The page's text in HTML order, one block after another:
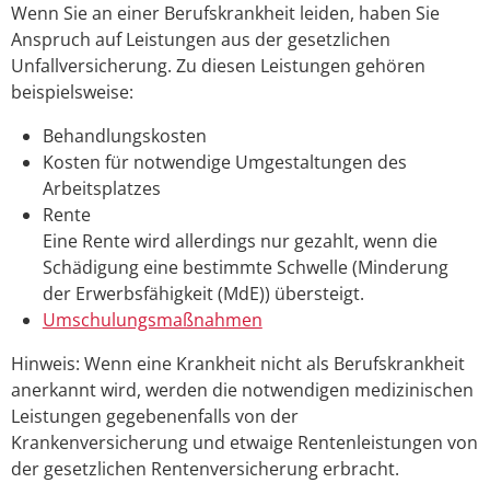
Wenn Sie an einer Berufskrankheit leiden, haben Sie
Anspruch auf Leistungen aus der gesetzlichen
Unfallversicherung. Zu diesen Leistungen gehören
beispielsweise:
Behandlungskosten
Kosten für notwendige Umgestaltungen des
Arbeitsplatzes
Rente
Eine Rente wird allerdings nur gezahlt, wenn die
Schädigung eine bestimmte Schwelle (Minderung
der Erwerbsfähigkeit (MdE)) übersteigt.
Umschulungsmaßnahmen
Hinweis: Wenn eine Krankheit nicht als Berufskrankheit
anerkannt wird, werden die notwendigen medizinischen
Leistungen gegebenenfalls von der
Krankenversicherung und etwaige Rentenleistungen von
der gesetzlichen Rentenversicherung erbracht.